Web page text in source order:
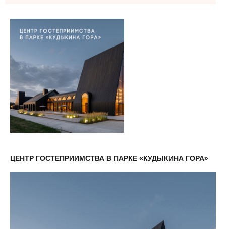
ЦЕНТР ГОСТЕПРИИМСТВА В ПАРКЕ «КУДЫКИНА ГОРА»